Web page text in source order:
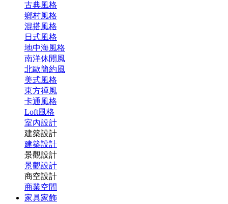
古典風格
鄉村風格
混搭風格
日式風格
地中海風格
南洋休閒風
北歐簡約風
美式風格
東方禪風
卡通風格
Loft風格
室內設計
建築設計
建築設計
景觀設計
景觀設計
商空設計
商業空間
家具家飾